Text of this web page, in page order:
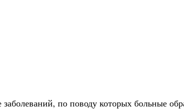
по поводу которых больные